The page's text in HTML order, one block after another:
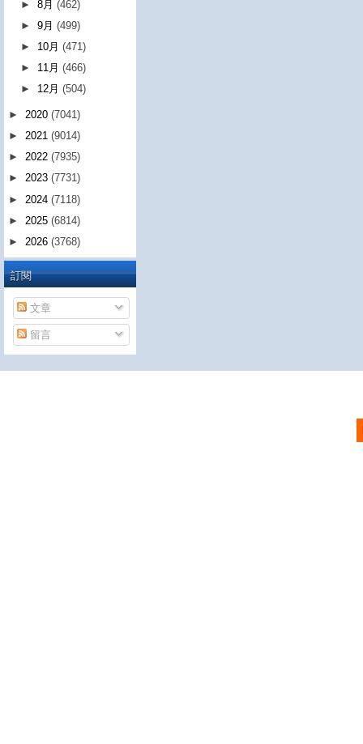
►8月(462)
►9月(499)
► 10月(471)
► 11月(466)
► 12月(504)
► 2020 (7041)
► 2021 (9014)
► 2022 (7935)
► 2023 (7731)
► 2024 (7118)
► 2025 (6814)
► 2026 (3768)
訂閱
文章
留言